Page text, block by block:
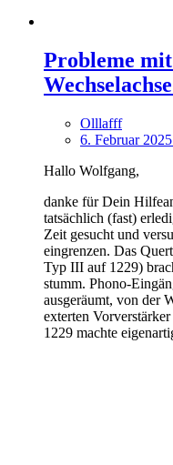
Probleme
Olllafff
6. Februar
Hallo Wolfgang,
danke für Dein
tatsächlich (fast)
Zeit gesucht und
eingrenzen. Das
Typ III auf 1229)
stumm. Phono-
ausgeräumt, von der
exterten
1229 machte